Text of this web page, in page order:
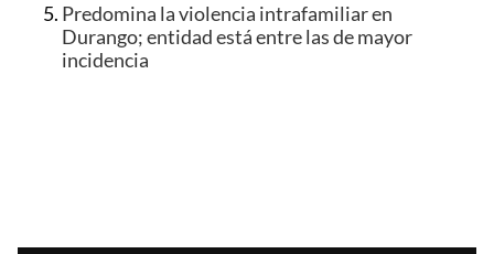
Predomina la violencia intrafamiliar en
Durango; entidad está entre las de mayor
incidencia